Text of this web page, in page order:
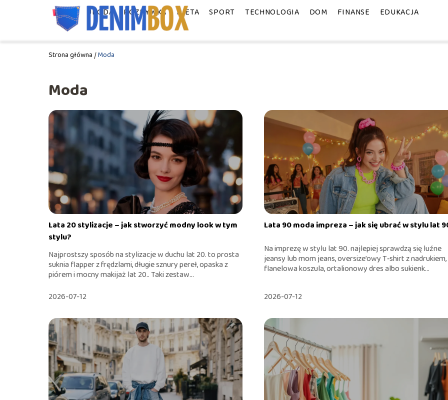
MODA URODA ROZRYWKA DIETA SPORT TECHNOLOGIA DOM FINANSE EDUKACJA
Strona główna/Moda
Moda
Lata 20 stylizacje – jak stworzyć modny look w tym
stylu?
Najprostszy sposób na stylizacje w duchu lat 20. to prosta
suknia flapper z frędzlami, długie sznury pereł, opaska z
piórem i mocny makijaż lat 20.. Taki zestaw...
2026-07-12
Lata 90 moda impreza – jak się ubrać w stylu lat
Na imprezę w stylu lat 90. najlepiej sprawdzą się luźne
jeansy lub mom jeans, oversize’owy T‑shirt z nadrukiem,
flanelowa koszula, ortalionowy dres albo sukienk...
2026-07-12